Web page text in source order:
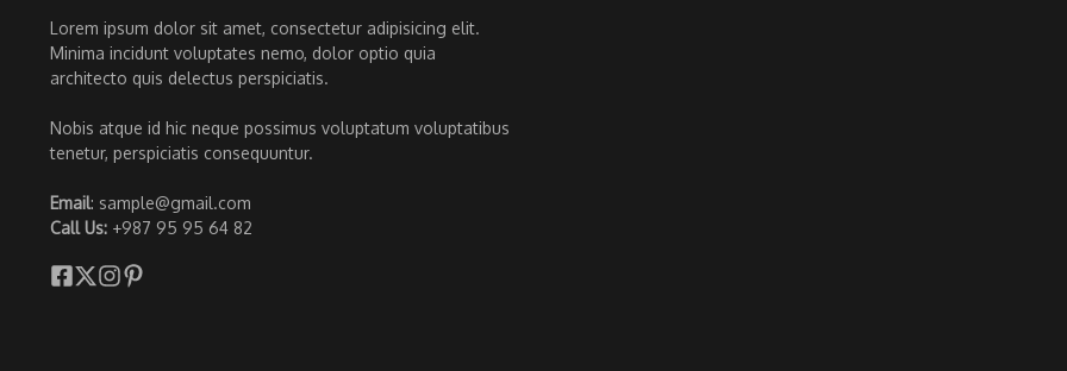
Lorem ipsum dolor sit amet, consectetur adipisicing elit.
Minima incidunt voluptates nemo, dolor optio quia
architecto quis delectus perspiciatis.
Nobis atque id hic neque possimus voluptatum voluptatibus
tenetur, perspiciatis consequuntur.
Email: sample@gmail.com
Call Us: +987 95 95 64 82